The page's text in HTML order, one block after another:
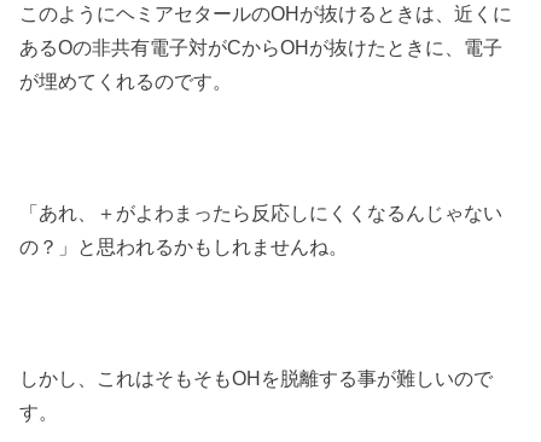
このようにヘミアセタールのOHが抜けるときは、近くに
あるOの非共有電子対がCからOHが抜けたときに、電子
が埋めてくれるのです。
「あれ、＋がよわまったら反応しにくくなるんじゃない
の？」と思われるかもしれませんね。
しかし、これはそもそもOHを脱離する事が難しいので
す。